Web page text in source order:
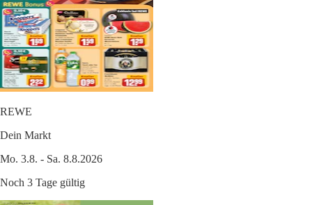
REWE
Dein Markt
Mo. 3.8. - Sa. 8.8.2026
Noch 3 Tage gültig